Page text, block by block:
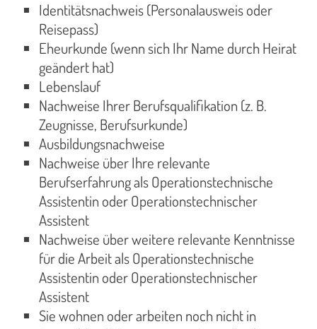
Identitätsnachweis (Personalausweis oder
Reisepass)
Eheurkunde (wenn sich Ihr Name durch Heirat
geändert hat)
Lebenslauf
Nachweise Ihrer Berufsqualifikation (z. B.
Zeugnisse, Berufsurkunde)
Ausbildungsnachweise
Nachweise über Ihre relevante
Berufserfahrung als Operationstechnische
Assistentin oder Operationstechnischer
Assistent
Nachweise über weitere relevante Kenntnisse
für die Arbeit als Operationstechnische
Assistentin oder Operationstechnischer
Assistent
Sie wohnen oder arbeiten noch nicht in